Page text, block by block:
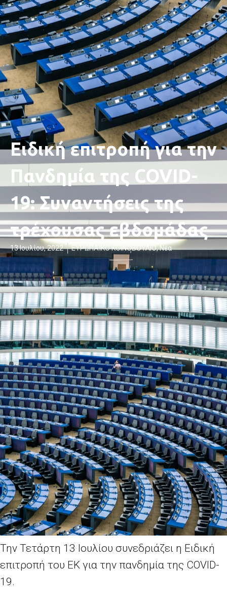
Ειδική επιτροπή για την
Πανδημία της COVID-
19: Συναντήσεις της
τρέχουσας εβδομάδας
13 Ιουλίου, 2022 ΕΥΡΩΠΑΪΚΟ ΚΟΙΝΟΒΟΥΛΙΟ,Νέα
Την Τετάρτη 13 Ιουλίου συνεδριάζει η Ειδική
επιτροπή του ΕΚ για την πανδημία της COVID-
19.